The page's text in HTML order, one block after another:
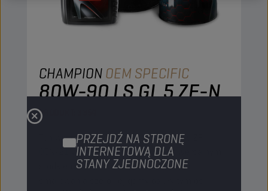
PRZEJDŹ NA STRONĘ
INTERNETOWĄ DLA
STANY ZJEDNOCZONE
CHAMPIONOEM SPECIFIC
80W-90 LS GL 5 ZF-N
PRODUKT:
Ten wysokowydajny olej przekładniowy ZF
05N/21N jest zaawansowanym, uniwersalnym
środkiem smarnym zbilansowanym do